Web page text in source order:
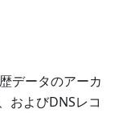
データのアーカ
およびDNSレコ